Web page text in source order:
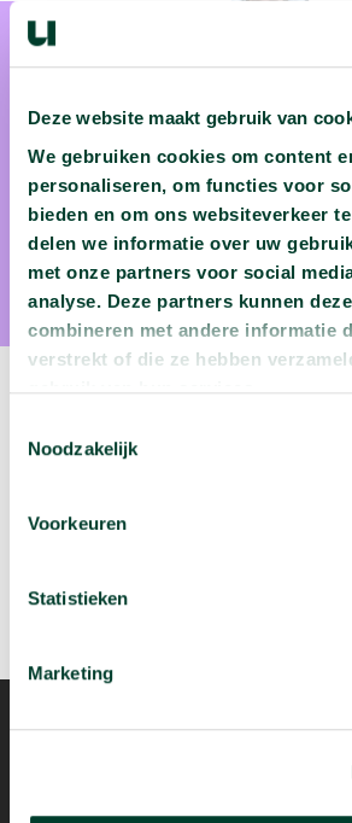
Deze website maakt gebruik van
We gebruiken cookies om content
personaliseren, om functies voor
bieden en om ons websiteverkeer
delen we informatie over uw
met onze partners voor social
analyse. Deze partners kunnen
combineren met andere informatie
verstrekt of die ze hebben
Noodzakelijk
Voorkeuren
Statistieken
Marketing
Prof. dr. Wim van
Prof. dr. Wim van Westrenen is
Universiteit Amsterdam.
Mogelijk